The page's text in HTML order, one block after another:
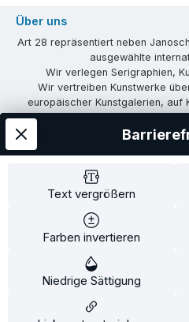
Über uns
Art 28 repräsentiert neben
ausgewählte
Wir verlegen Serigraphien,
Wir vertreiben Kunstwerke
europäischer Kunstgalerien, auf
Wir vermitteln Lizenzen und
Unsere Communities
Versandkosten
Impressum
Alle Preise inkl. gesetzl.
Nachnahmegebühren, wenn
Text vergrößern
Farben invertieren
Niedrige Sättigung